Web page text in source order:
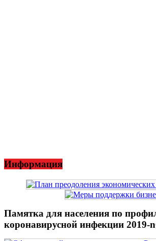
Информация
Памятка для населения по
коронавирусной инфекции 2019-